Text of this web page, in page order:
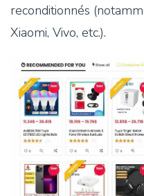
reconditionnés
Xiaomi, Vivo, etc.).